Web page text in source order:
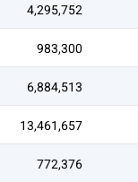
4,295,752
983,300
6,884,513
13,461,657
772,376